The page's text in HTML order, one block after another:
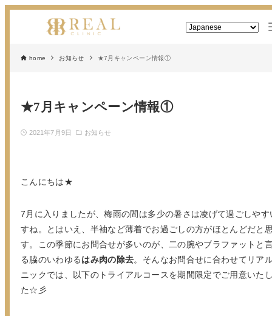
home お知らせ ★7月キャンペーン情報①
★7月キャンペーン情報①
2021年7月9日 お知らせ
こんにちは★
7月に入りましたが、梅雨の間は多少の暑さは凌げて過ごしやす
すね。とはいえ、半袖など薄着でお過ごしの方がほとんどだと
す。この季節にお問合せが多いのが、二の腕やブラファットと
る脇のいわゆるはみ肉の除去。そんなお問合せに合わせてリア
ニックでは、以下のトライアルコースを期間限定でご用意いた
た☆彡